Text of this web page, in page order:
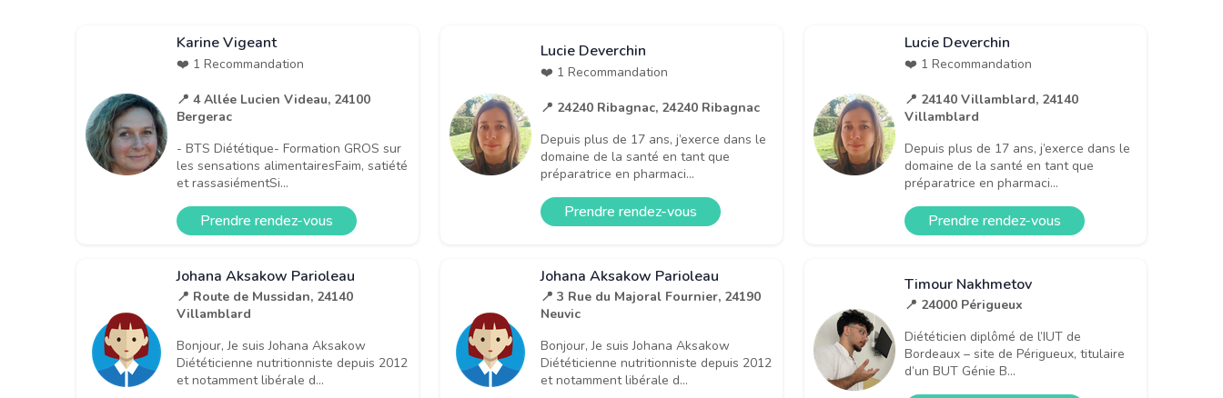
Karine Vigeant
❤️ 1 Recommandation
📍 4 Allée Lucien Videau, 24100
Bergerac
- BTS Diététique- Formation GROS sur
les sensations alimentairesFaim, satiété
et rassasiémentSi...
Prendre rendez-vous
Lucie Deverchin
❤️ 1 Recommandation
📍 24240 Ribagnac, 24240 Ribagnac
Depuis plus de 17 ans, j’exerce dans le
domaine de la santé en tant que
préparatrice en pharmaci...
Prendre rendez-vous
Lucie Deverchin
❤️ 1 Recommandation
📍 24140 Villamblard, 24140
Villamblard
Depuis plus de 17 ans, j’exerce dans le
domaine de la santé en tant que
préparatrice en pharmaci...
Prendre rendez-vous
Johana Aksakow Parioleau
📍 Route de Mussidan, 24140
Villamblard
Bonjour, Je suis Johana Aksakow
Diététicienne nutritionniste depuis 2012
et notamment libérale d...
Johana Aksakow Parioleau
📍 3 Rue du Majoral Fournier, 24190
Neuvic
Bonjour, Je suis Johana Aksakow
Diététicienne nutritionniste depuis 2012
et notamment libérale d...
Timour Nakhmetov
📍 24000 Périgueux
Diététicien diplômé de l’IUT de
Bordeaux – site de Périgueux, titulaire
d’un BUT Génie B...